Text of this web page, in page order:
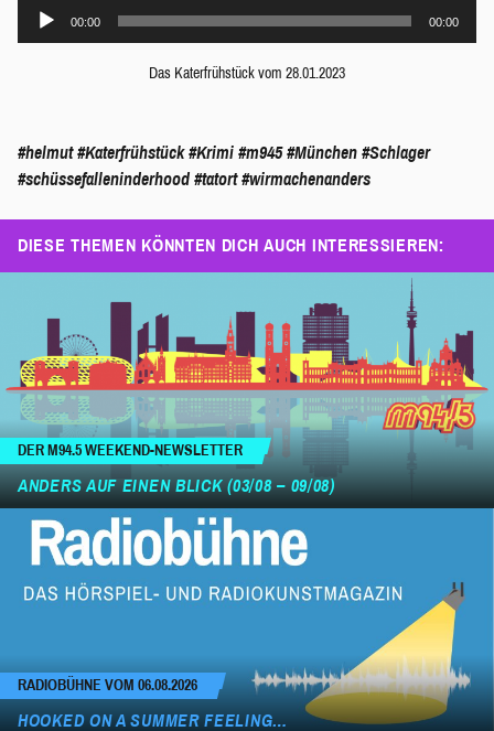
Audio-
00:00 00:00
Das Katerfrühstück vom 28.01.2023
#helmut #Katerfrühstück #Krimi #m945 #München #Schlager
#schüssefalleninderhood #tatort #wirmachenanders
DIESE THEMEN KÖNNTEN DICH AUCH INTERESSIEREN:
DER M94.5 WEEKEND-NEWSLETTER
ANDERS AUF EINEN BLICK (03/08 – 09/08)
RADIOBÜHNE VOM 06.08.2026
HOOKED ON A SUMMER FEELING…